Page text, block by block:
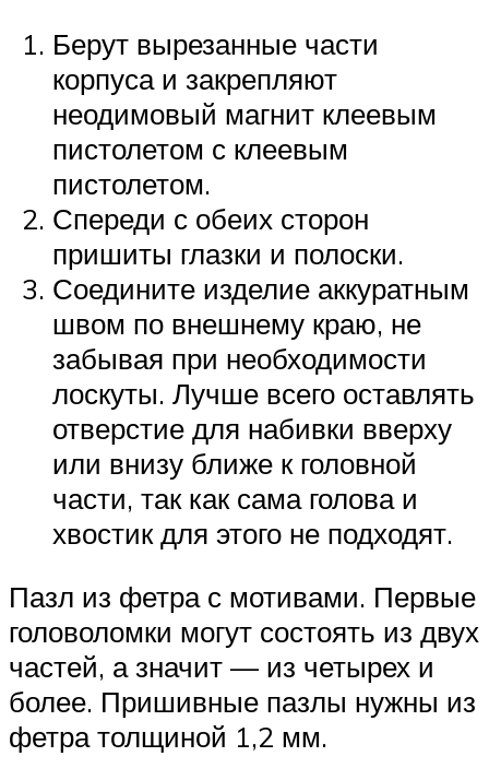
Берут вырезанные части
корпуса и закрепляют
неодимовый магнит клеевым
пистолетом с клеевым
пистолетом.
Спереди с обеих сторон
пришиты глазки и полоски.
Соедините изделие аккуратным
швом по внешнему краю, не
забывая при необходимости
лоскуты. Лучше всего оставлять
отверстие для набивки вверху
или внизу ближе к головной
части, так как сама голова и
хвостик для этого не подходят.
Пазл из фетра с мотивами. Первые
головоломки могут состоять из двух
частей, а значит — из четырех и
более. Пришивные пазлы нужны из
фетра толщиной 1,2 мм.